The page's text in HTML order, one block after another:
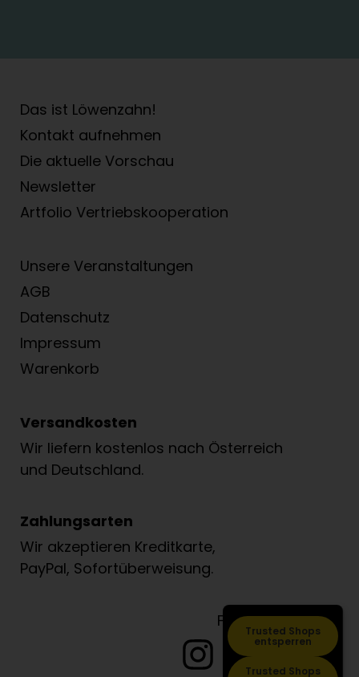
Das ist Löwenzahn!
Kontakt aufnehmen
Die aktuelle Vorschau
Newsletter
Artfolio Vertriebs­kooperation
Unsere Veranstaltungen
AGB
Datenschutz
Impressum
Warenkorb
Versandkosten
Wir liefern kostenlos nach Österreich
und Deutschland.
Zahlungsarten
Wir akzeptieren Kreditkarte,
PayPal, Sofortüberweisung.
Folge Löwenzahn
Trusted Shops
entsperren
Trusted Shops